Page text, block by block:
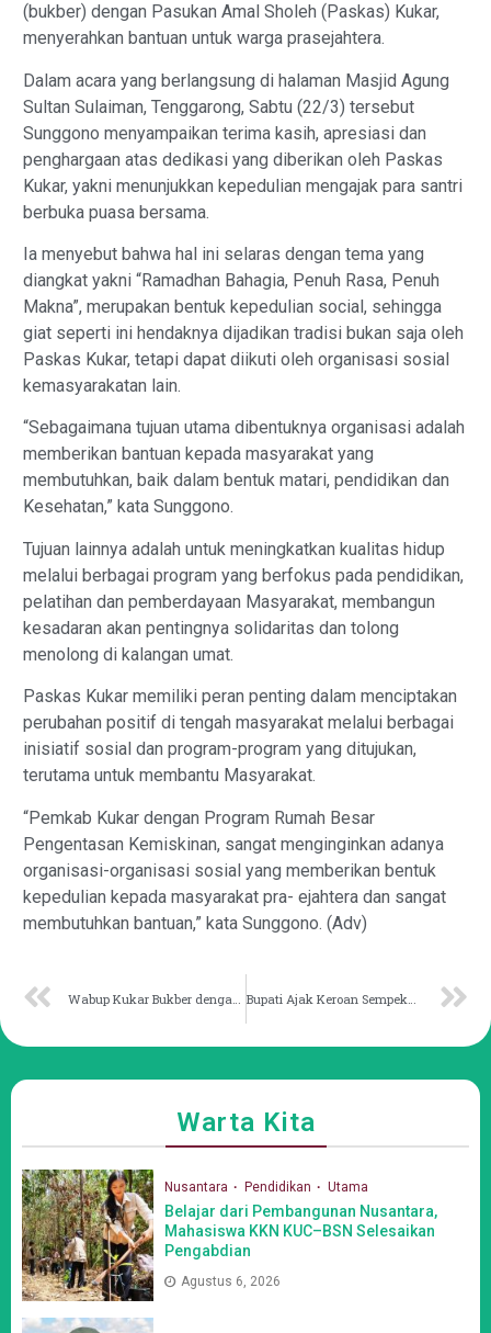
(bukber) dengan Pasukan Amal Sholeh (Paskas) Kukar,
menyerahkan bantuan untuk warga prasejahtera.
Dalam acara yang berlangsung di halaman Masjid Agung
Sultan Sulaiman, Tenggarong, Sabtu (22/3) tersebut
Sunggono menyampaikan terima kasih, apresiasi dan
penghargaan atas dedikasi yang diberikan oleh Paskas
Kukar, yakni menunjukkan kepedulian mengajak para santri
berbuka puasa bersama.
Ia menyebut bahwa hal ini selaras dengan tema yang
diangkat yakni “Ramadhan Bahagia, Penuh Rasa, Penuh
Makna”, merupakan bentuk kepedulian social, sehingga
giat seperti ini hendaknya dijadikan tradisi bukan saja oleh
Paskas Kukar, tetapi dapat diikuti oleh organisasi sosial
kemasyarakatan lain.
“Sebagaimana tujuan utama dibentuknya organisasi adalah
memberikan bantuan kepada masyarakat yang
membutuhkan, baik dalam bentuk matari, pendidikan dan
Kesehatan,” kata Sunggono.
Tujuan lainnya adalah untuk meningkatkan kualitas hidup
melalui berbagai program yang berfokus pada pendidikan,
pelatihan dan pemberdayaan Masyarakat, membangun
kesadaran akan pentingnya solidaritas dan tolong
menolong di kalangan umat.
Paskas Kukar memiliki peran penting dalam menciptakan
perubahan positif di tengah masyarakat melalui berbagai
inisiatif sosial dan program-program yang ditujukan,
terutama untuk membantu Masyarakat.
“Pemkab Kukar dengan Program Rumah Besar
Pengentasan Kemiskinan, sangat menginginkan adanya
organisasi-organisasi sosial yang memberikan bentuk
kepedulian kepada masyarakat pra- ejahtera dan sangat
membutuhkan bantuan,” kata Sunggono. (Adv)
Warta Kita
Nusantara Pendidikan Utama
Belajar dari Pembangunan Nusantara,
Mahasiswa KKN KUC–BSN Selesaikan
Pengabdian
Agustus 6, 2026